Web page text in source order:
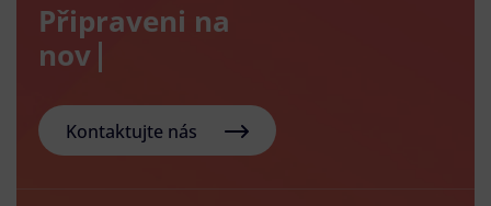
Připraveni na
nový e-
Kontaktujte nás